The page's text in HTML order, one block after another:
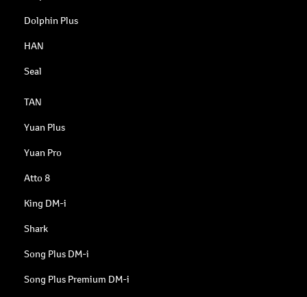
Dolphin Plus
HAN
Seal
TAN
Yuan Plus
Yuan Pro
Atto 8
King DM-i
Shark
Song Plus DM-i
Song Plus Premium DM-i